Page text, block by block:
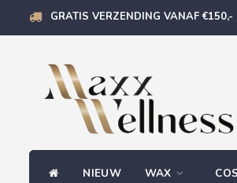
GRATIS VERZENDING VANAF €150,-
NIEUW WAX